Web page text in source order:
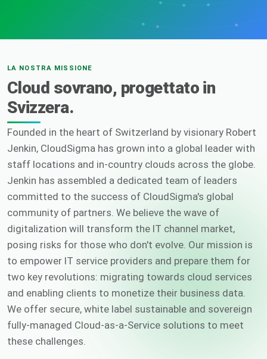
LA NOSTRA MISSIONE
Cloud sovrano, progettato in
Svizzera.
Founded in the heart of Switzerland by visionary Robert
Jenkin, CloudSigma has grown into a global leader with
staff locations and in-country clouds across the globe.
Jenkin has assembled a dedicated team of leaders
committed to the success of CloudSigma's global
community of partners. We believe the wave of
digitalization will transform the IT channel market,
posing risks for those who don't evolve. Our mission is
to empower IT service providers and prepare them for
two key revolutions: migrating towards cloud services
and enabling clients to monetize their business data.
We offer secure, white label sustainable and sovereign
fully-managed Cloud-as-a-Service solutions to meet
these challenges.